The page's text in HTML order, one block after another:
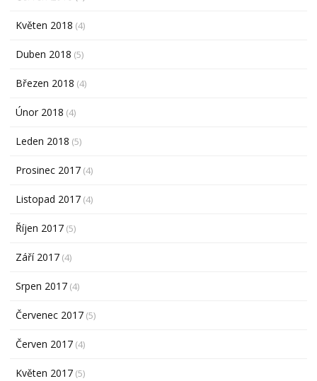
Květen 2018 (4)
Duben 2018 (5)
Březen 2018 (4)
Únor 2018 (4)
Leden 2018 (5)
Prosinec 2017 (4)
Listopad 2017 (4)
Říjen 2017 (5)
Září 2017 (4)
Srpen 2017 (4)
Červenec 2017 (5)
Červen 2017 (4)
Květen 2017 (5)